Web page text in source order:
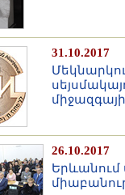
31.10.2017
26.10.2017
Երևանում